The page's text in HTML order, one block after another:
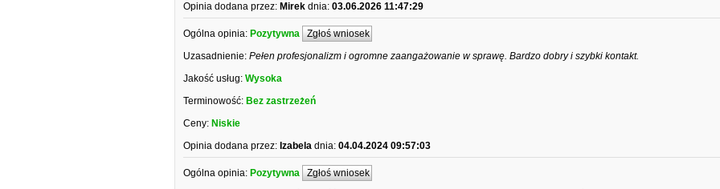
Opinia dodana przez: Mirek dnia: 03.06.2026 11:47:29
Ogólna opinia: Pozytywna Zgłoś wniosek
Uzasadnienie: Pełen profesjonalizm i ogromne zaangażowanie w sprawę. Bardzo dobry i szybki kontakt.
Jakość usług: Wysoka
Terminowość: Bez zastrzeżeń
Ceny: Niskie
Opinia dodana przez: Izabela dnia: 04.04.2024 09:57:03
Ogólna opinia: Pozytywna Zgłoś wniosek